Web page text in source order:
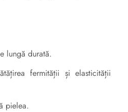
lungă durată.
fermității și elasticității
pielea.